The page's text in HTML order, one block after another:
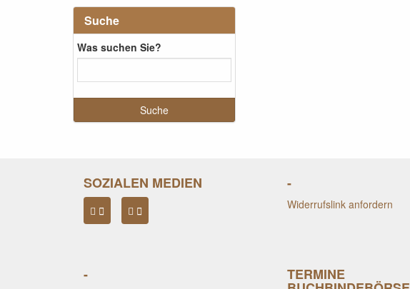
Suche
Was suchen Sie?
SOZIALEN MEDIEN -
Widerrufslink anfordern
- TERMINE